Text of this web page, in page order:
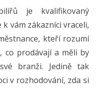
je kvalifikovaný
vám zákazníci vraceli,
kteří rozumí
co prodávají a měli by
branži. Jedině tak
v rozhodování, zda si